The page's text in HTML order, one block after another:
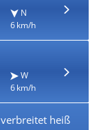
N
6 km/h
W
6 km/h
heiß